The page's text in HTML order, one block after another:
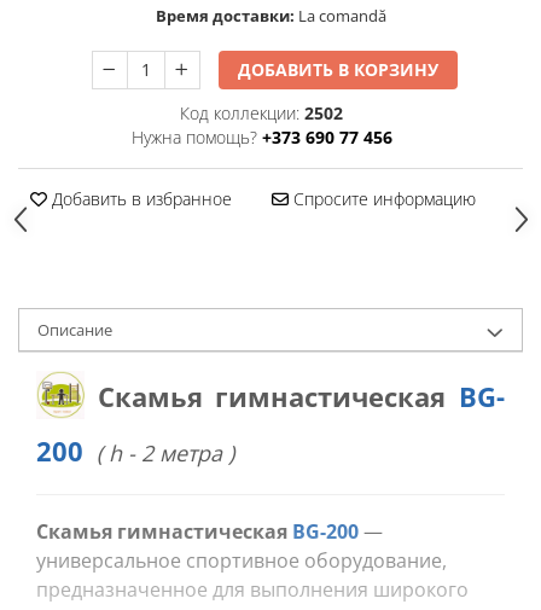
Доски для рисования
Ограждения
Горки пластиковые
АКРОБАТИКА-Канат /Кольца /
Трапеция
Игровые аксессуары
Конструкционные элементы
Канатные Конструкции
Время доставки: La comandă
ДОБАВИТЬ В КОРЗИНУ
Код коллекции: 2502
Нужна помощь? +373 690 77 456
Добавить в избранное Спросите информацию
Oписание
Скамья гимнастическая BG-
200 ( h - 2 метра )
Скамья гимнастическая BG-200—
универсальное спортивное оборудование,
предназначенное для выполнения широкого